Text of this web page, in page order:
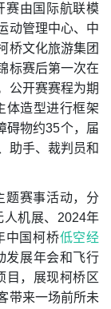
赛由国际航联模
动管理中心、中
桥文化旅游集团
标赛后第一次在
公开赛赛程为期
体造型进行框架
碍物约35个，届
助手、裁判员和
题赛事活动，分
机展、2024年
中国柯桥低空经
发展年会和飞行
目，展现柯桥区
带来一场前所未